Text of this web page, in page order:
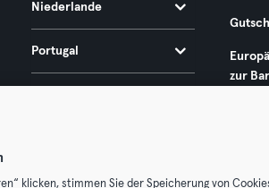
Niederlande
Portugal
zur
klicken, stimmen Sie der Speicherung von